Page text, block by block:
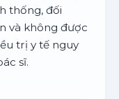
thống, đối
và không được
trị y tế nguy
sĩ.